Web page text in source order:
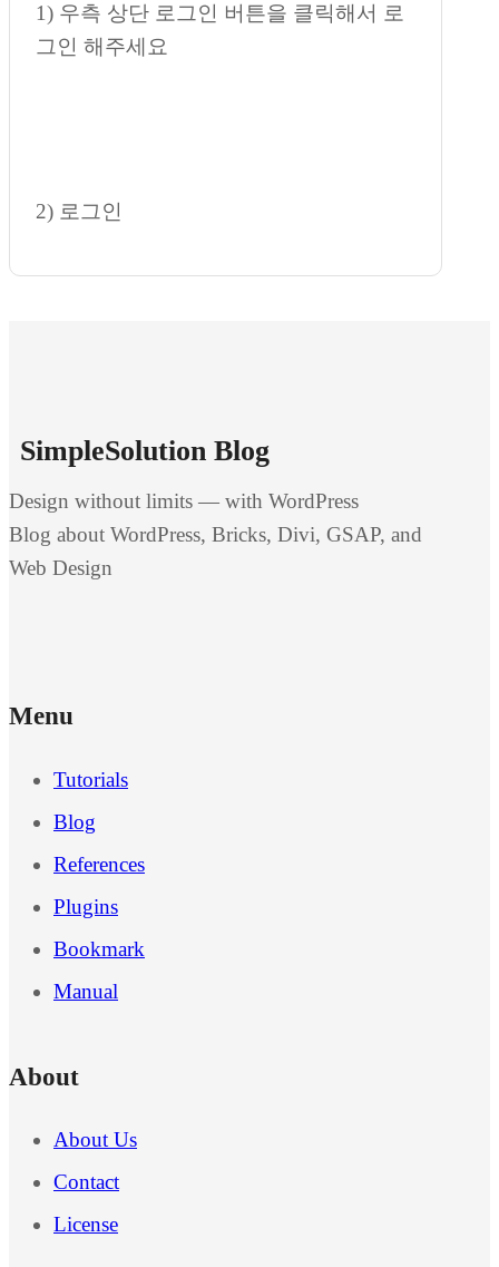
1) 우측 상단 로그인 버튼을 클릭해서 로
그인 해주세요
2) 로그인
SimpleSolution Blog
Design without limits — with WordPress
Blog about WordPress, Bricks, Divi, GSAP, and
Web Design
Menu
Tutorials
Blog
References
Plugins
Bookmark
Manual
About
About Us
Contact
License